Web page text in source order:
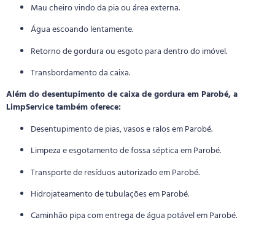
Mau cheiro vindo da pia ou área externa.
Água escoando lentamente.
Retorno de gordura ou esgoto para dentro do imóvel.
Transbordamento da caixa.
Além do desentupimento de caixa de gordura em Parobé, a
LimpService também oferece:
Desentupimento de pias, vasos e ralos em Parobé.
Limpeza e esgotamento de fossa séptica em Parobé.
Transporte de resíduos autorizado em Parobé.
Hidrojateamento de tubulações em Parobé.
Caminhão pipa com entrega de água potável em Parobé.